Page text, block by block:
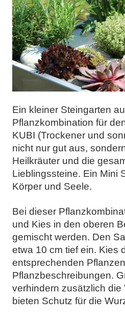
Ein kleiner Steingarten
Pflanzkombination für
KUBI (Trockener und
nicht nur gut aus,
Heilkräuter und die
Lieblingssteine. Ein Mini
Körper und Seele.
Bei dieser
und Kies in den oberen
gemischt werden. Den
etwa 10 cm tief ein. Kies
entsprechenden
Pflanzbeschreibungen.
verhindern zusätzlich die
bieten Schutz für die